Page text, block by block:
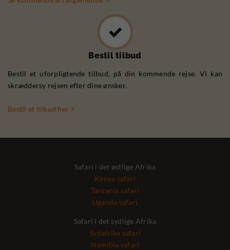
Bestil tilbud
Bestil et uforpligtende tilbud, på din kommende rejse. Vi kan
skræddersy rejsen efter dine ønsker.
Bestil et tilbud her >
Safari i det østlige Afrika
Kenya safari
Tanzania safari
Uganda safari
Safari i det sydlige Afrika
Sydafrika safari
Namibia safari